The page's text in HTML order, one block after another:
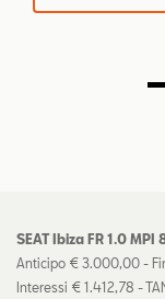
SEAT Ibiza FR 1.0 MPI
Anticipo € 3.000,00 -
Interessi € 1.412,78 -